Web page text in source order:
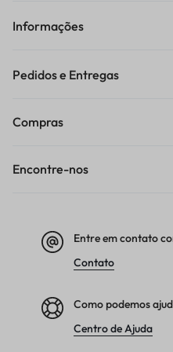
Informações
Pedidos e Entregas
Compras
Encontre-nos
Entre em contato
Contato
Como podemos
Centro de Ajuda